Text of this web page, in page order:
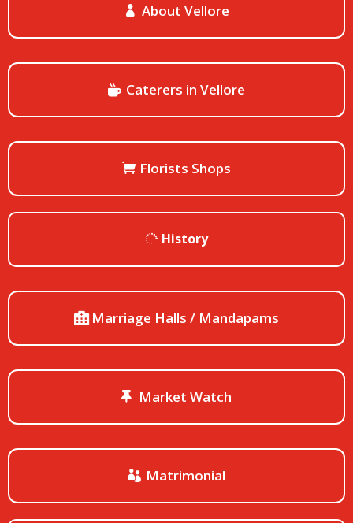
About Vellore
Caterers in Vellore
Florists Shops
History
Marriage Halls / Mandapams
Market Watch
Matrimonial